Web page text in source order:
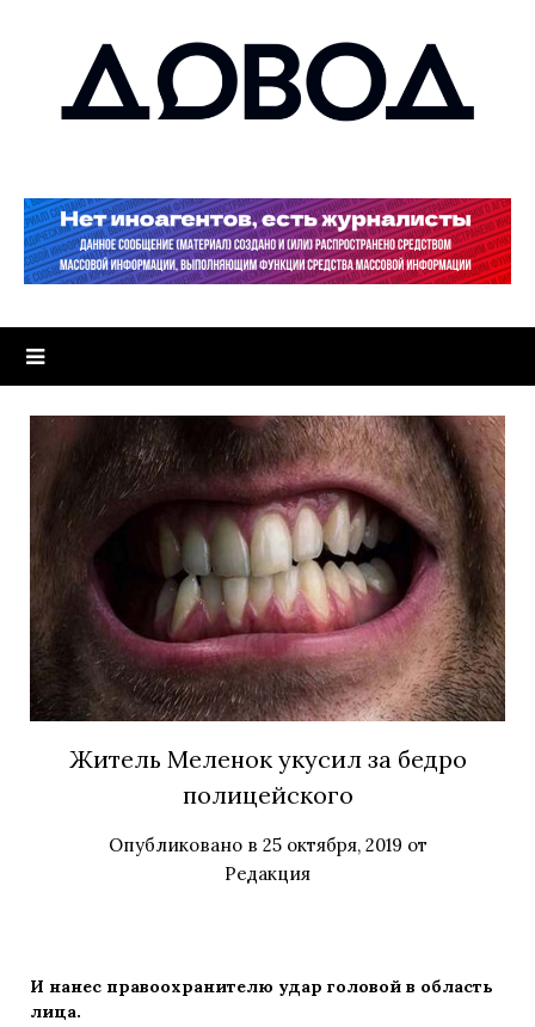
Житель Меленок укусил за бедро
полицейского
Опубликовано в 25 октября, 2019 от
Редакция
И нанес правоохранителю удар головой в область
лица.